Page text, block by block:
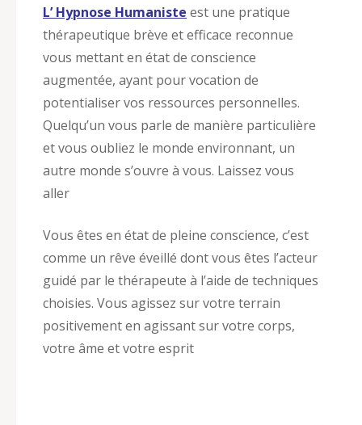
L’ Hypnose Humaniste est une pratique
thérapeutique brève et efficace reconnue
vous mettant en état de conscience
augmentée, ayant pour vocation de
potentialiser vos ressources personnelles.
Quelqu’un vous parle de manière particulière
et vous oubliez le monde environnant, un
autre monde s’ouvre à vous. Laissez vous
aller
Vous êtes en état de pleine conscience, c’est
comme un rêve éveillé dont vous êtes l’acteur
guidé par le thérapeute à l’aide de techniques
choisies. Vous agissez sur votre terrain
positivement en agissant sur votre corps,
votre âme et votre esprit